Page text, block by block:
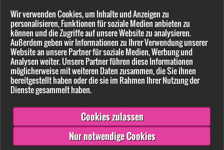
Wir verwenden Cookies, um Inhalte und Anzeigen zu
personalisieren, Funktionen für soziale Medien anbieten zu
können und die Zugriffe auf unsere Website zu analysieren.
Außerdem geben wir Informationen zu Ihrer Verwendung unserer
Website an unsere Partner für soziale Medien, Werbung und
Analysen weiter. Unsere Partner führen diese Informationen
möglicherweise mit weiteren Daten zusammen, die Sie ihnen
bereitgestellt haben oder die sie im Rahmen Ihrer Nutzung der
Dienste gesammelt haben.
Cookies zulassen
Nur notwendige Cookies
Maximolly
– Ähnliche Amateurinnen bei Big7: